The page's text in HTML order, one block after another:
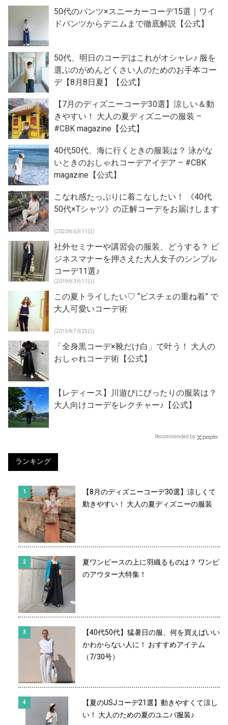
50代のパンツ×スニーカーコーデ15選｜ワイ
ドパンツからデニムまで徹底解説【公式】
50代、明日のコーデはこれがオシャレ♪ 服を
選ぶのがめんどくさい人のためのお手本コー
デ【8月8日夏】【公式】
【7月のディズニーコーデ30選】涼しい＆動
きやすい！ 大人の夏ディズニーの服装 –
#CBK magazine【公式】
40代50代、海に行くときの服装は？ 泳がな
いときのおしゃれコーデアイデア – #CBK
magazine【公式】
こなれ感たっぷりに着こなしたい！ 《40代
50代×Tシャツ》の正解コーデをお届けします
(2020年6月11日)
社外セミナーや講習会の服装、どうする？ ビ
ジネスマナーを押さえた大人女子のシンプル
コーデ11選♪
(2019年3月11日)
この夏トライしたい♡ “ビスチェの重ね着” で
大人可愛いコーデ術
(2015年7月25日)
「全身黒コーデ×靴だけ白」で叶う！ 大人の
おしゃれコーデ術【公式】
【レディース】川遊びにぴったりの服装は？
大人向けコーデをレクチャー♪【公式】
Recommended by
ランキング
【8月のディズニーコーデ30選】涼しくて
動きやすい！ 大人の夏ディズニーの服装
夏ワンピースの上に羽織るものは？ ワンピ
のアウター大特集！
【40代50代】猛暑日の服、何を買えばいい
かわからない人に！ おすすめアイテム
（7/30号）
【夏のUSJコーデ21選】動きやすくて涼し
い！ 大人のための夏のユニバ服装♪